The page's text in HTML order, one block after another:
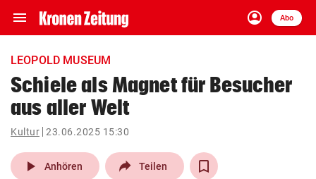
menu Navigation
ein-/ausklappen
account_circle
Anmelden
Abo
close Schließen
account_circle Anmelden
pin_drop
Wien arrow_right
LEOPOLD MUSEUM
Schiele als Magnet für Besucher
aus aller Welt
Kultur 23.06.2025 15:30
play_arrow Anhören Teilen